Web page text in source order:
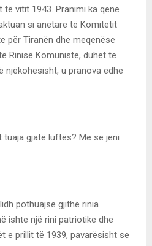
vitit 1943. Pranimi ka qenë
si anëtare të Komitetit
për Tiranën dhe meqenëse
Rinisë Komuniste, duhet të
njëkohësisht, u pranova edhe
tuaja gjatë luftës? Me se jeni
pothuajse gjithë rinia
ishte një rini patriotike dhe
e prillit të 1939, pavarësisht se